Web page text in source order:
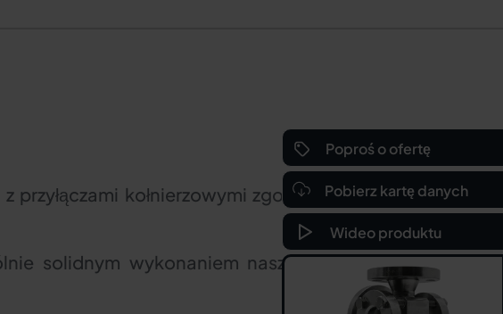
Poproś o ofertę
Pobierz kartę danych
Wideo produktu
kołnierzowymi zgodnie z DIN EN
solidnym wykonaniem naszych wizjerów